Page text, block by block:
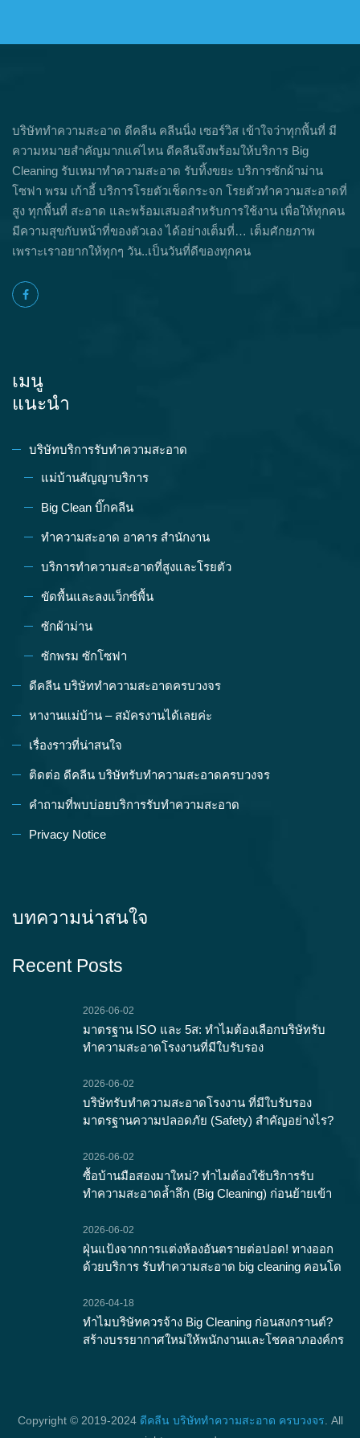
บริษัททำความสะอาด ดีคลีน คลีนนิ่ง เซอร์วิส เข้าใจว่าทุกพื้นที่ มี
ความหมายสำคัญมากแค่ไหน ดีคลีนจึงพร้อมให้บริการ Big
Cleaning รับเหมาทำความสะอาด รับทิ้งขยะ บริการซักผ้าม่าน
โซฟา พรม เก้าอี้ บริการโรยตัวเช็ดกระจก โรยตัวทำความสะอาดที่
สูง ทุกพื้นที่ สะอาด และพร้อมเสมอสำหรับการใช้งาน เพื่อให้ทุกคน
มีความสุขกับหน้าที่ของตัวเอง ได้อย่างเต็มที่… เต็มศักยภาพ
เพราะเราอยากให้ทุกๆ วัน..เป็นวันที่ดีของทุกคน
เมนู
แนะนำ
บริษัทบริการรับทำความสะอาด
แม่บ้านสัญญาบริการ
Big Clean บิ๊กคลีน
ทำความสะอาด อาคาร สำนักงาน
บริการทำความสะอาดที่สูงและโรยตัว
ขัดพื้นและลงแว็กซ์พื้น
ซักผ้าม่าน
ซักพรม ซักโซฟา
ดีคลีน บริษัททำความสะอาดครบวงจร
หางานแม่บ้าน – สมัครงานได้เลยค่ะ
เรื่องราวที่น่าสนใจ
ติดต่อ ดีคลีน บริษัทรับทำความสะอาดครบวงจร
คำถามที่พบบ่อยบริการรับทำความสะอาด
Privacy Notice
บทความน่าสนใจ
Recent Posts
2026-06-02
มาตรฐาน ISO และ 5ส: ทำไมต้องเลือกบริษัทรับ
ทำความสะอาดโรงงานที่มีใบรับรอง
2026-06-02
บริษัทรับทำความสะอาดโรงงาน ที่มีใบรับรอง
มาตรฐานความปลอดภัย (Safety) สำคัญอย่างไร?
2026-06-02
ซื้อบ้านมือสองมาใหม่? ทำไมต้องใช้บริการรับ
ทำความสะอาดล้ำลึก (Big Cleaning) ก่อนย้ายเข้า
2026-06-02
ฝุ่นแป้งจากการแต่งห้องอันตรายต่อปอด! ทางออก
ด้วยบริการ รับทำความสะอาด big cleaning คอนโด
2026-04-18
ทำไมบริษัทควรจ้าง Big Cleaning ก่อนสงกรานต์?
สร้างบรรยากาศใหม่ให้พนักงานและโชคลาภองค์กร
Copyright © 2019-2024 ดีคลีน บริษัททำความสะอาด ครบวงจร . All